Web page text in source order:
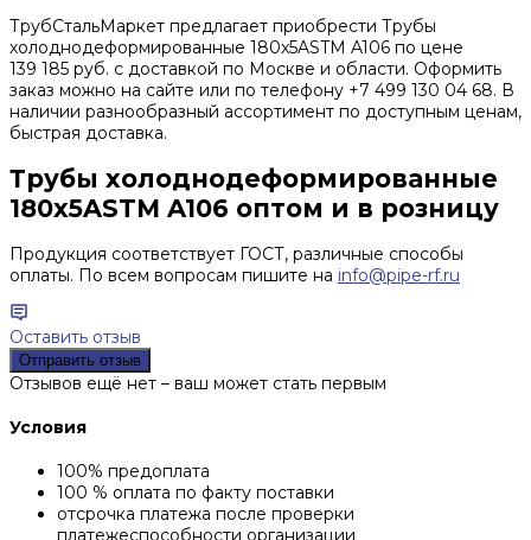
ТрубСтальМаркет предлагает приобрести Трубы
холоднодеформированные 180x5ASTM A106 по цене
139 185 руб. с доставкой по Москве и области. Оформить
заказ можно на сайте или по телефону +7 499 130 04 68. В
наличии разнообразный ассортимент по доступным ценам,
быстрая доставка.
Трубы холоднодеформированные
180x5ASTM A106 оптом и в розницу
Продукция соответствует ГОСТ, различные способы
оплаты. По всем вопросам пишите на info@pipe-rf.ru
Оставить отзыв
Отправить отзыв
Отзывов ещё нет – ваш может стать первым
Условия
100% предоплата
100 % оплата по факту поставки
отсрочка платежа после проверки
платежеспособности организации